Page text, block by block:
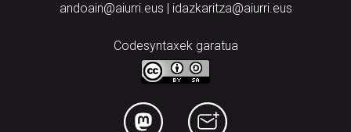
andoain@aiurri.eus | idazkaritza@aiurri.eus
Codesyntaxek garatua